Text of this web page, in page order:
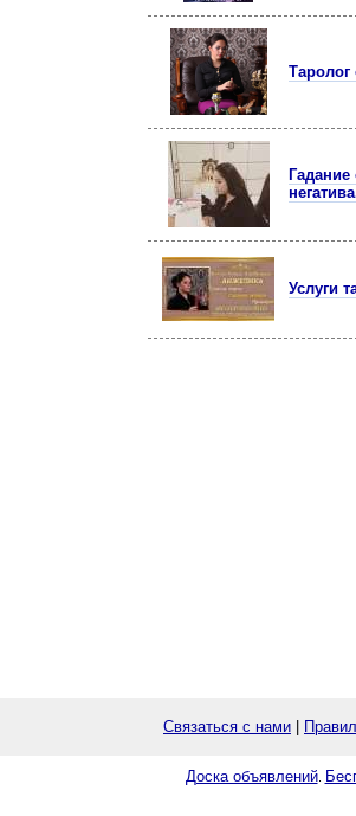
Услуги
Связаться с нами
Доска объявлений.